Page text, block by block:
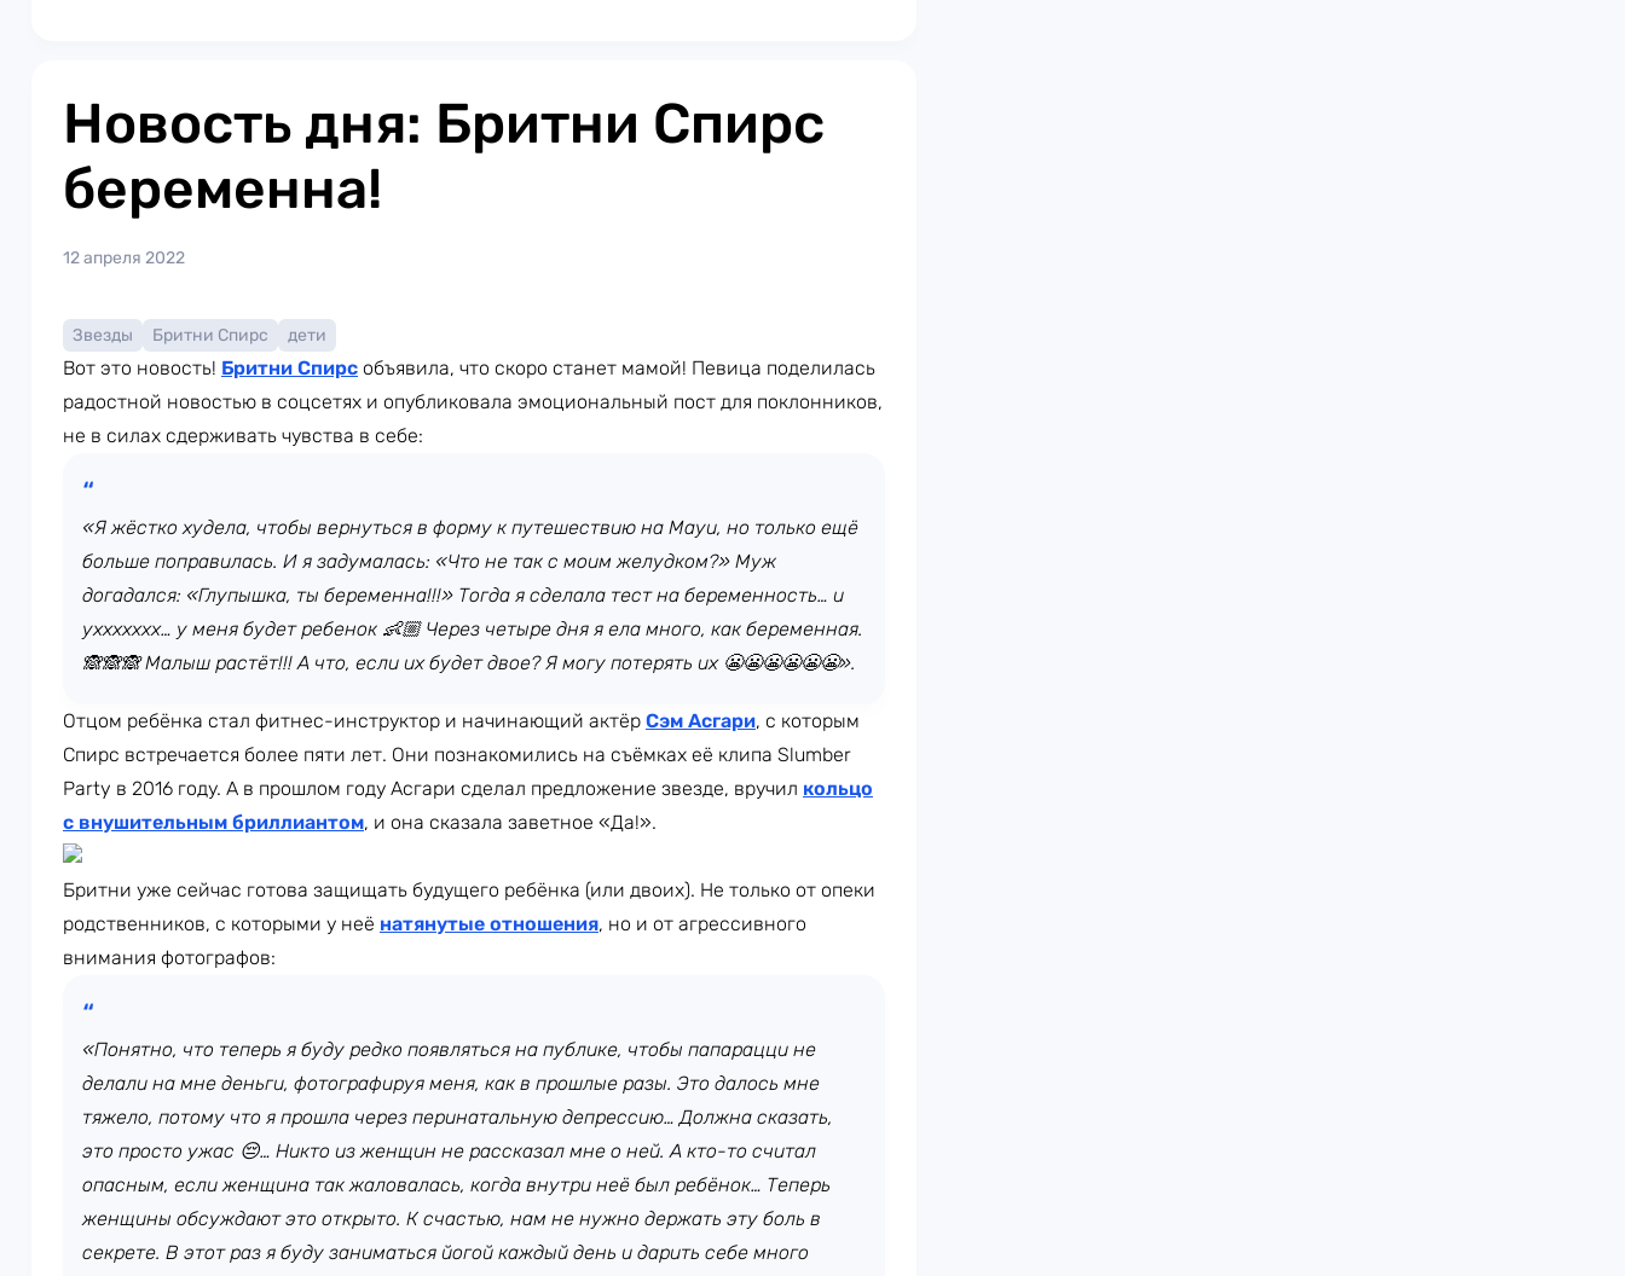
Новость дня: Бритни Спирс
беременна!
12 апреля 2022
Звезды Бритни Спирс дети
Вот это новость! Бритни Спирс объявила, что скоро станет мамой! Певица поделилась
радостной новостью в соцсетях и опубликовала эмоциональный пост для поклонников,
не в силах сдерживать чувства в себе:
«Я жёстко худела, чтобы вернуться в форму к путешествию на Мауи, но только ещё
больше поправилась. И я задумалась: «Что не так с моим желудком?» Муж
догадался: «Глупышка, ты беременна!!!» Тогда я сделала тест на беременность… и
уххххххх… у меня будет ребенок 👶🏼 Через четыре дня я ела много, как беременная.
🙈🙈🙈 Малыш растёт!!! А что, если их будет двое? Я могу потерять их 😬😬😬😬😬😬».
Отцом ребёнка стал фитнес-инструктор и начинающий актёр Сэм Асгари, с которым
Спирс встречается более пяти лет. Они познакомились на съёмках её клипа Slumber
Party в 2016 году. А в прошлом году Асгари сделал предложение звезде, вручил кольцо
с внушительным бриллиантом, и она сказала заветное «Да!».
Бритни уже сейчас готова защищать будущего ребёнка (или двоих). Не только от опеки
родственников, с которыми у неё натянутые отношения, но и от агрессивного
внимания фотографов:
«Понятно, что теперь я буду редко появляться на публике, чтобы папарацци не
делали на мне деньги, фотографируя меня, как в прошлые разы. Это далось мне
тяжело, потому что я прошла через перинатальную депрессию… Должна сказать,
это просто ужас 😔… Никто из женщин не рассказал мне о ней. А кто-то считал
опасным, если женщина так жаловалась, когда внутри неё был ребёнок… Теперь
женщины обсуждают это открыто. К счастью, нам не нужно держать эту боль в
секрете. В этот раз я буду заниматься йогой каждый день и дарить себе много